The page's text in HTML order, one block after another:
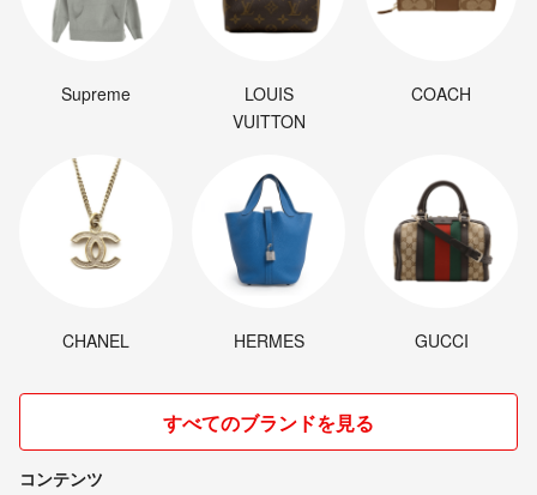
Supreme
LOUIS
VUITTON
COACH
CHANEL HERMES GUCCI
すべてのブランドを見る
コンテンツ